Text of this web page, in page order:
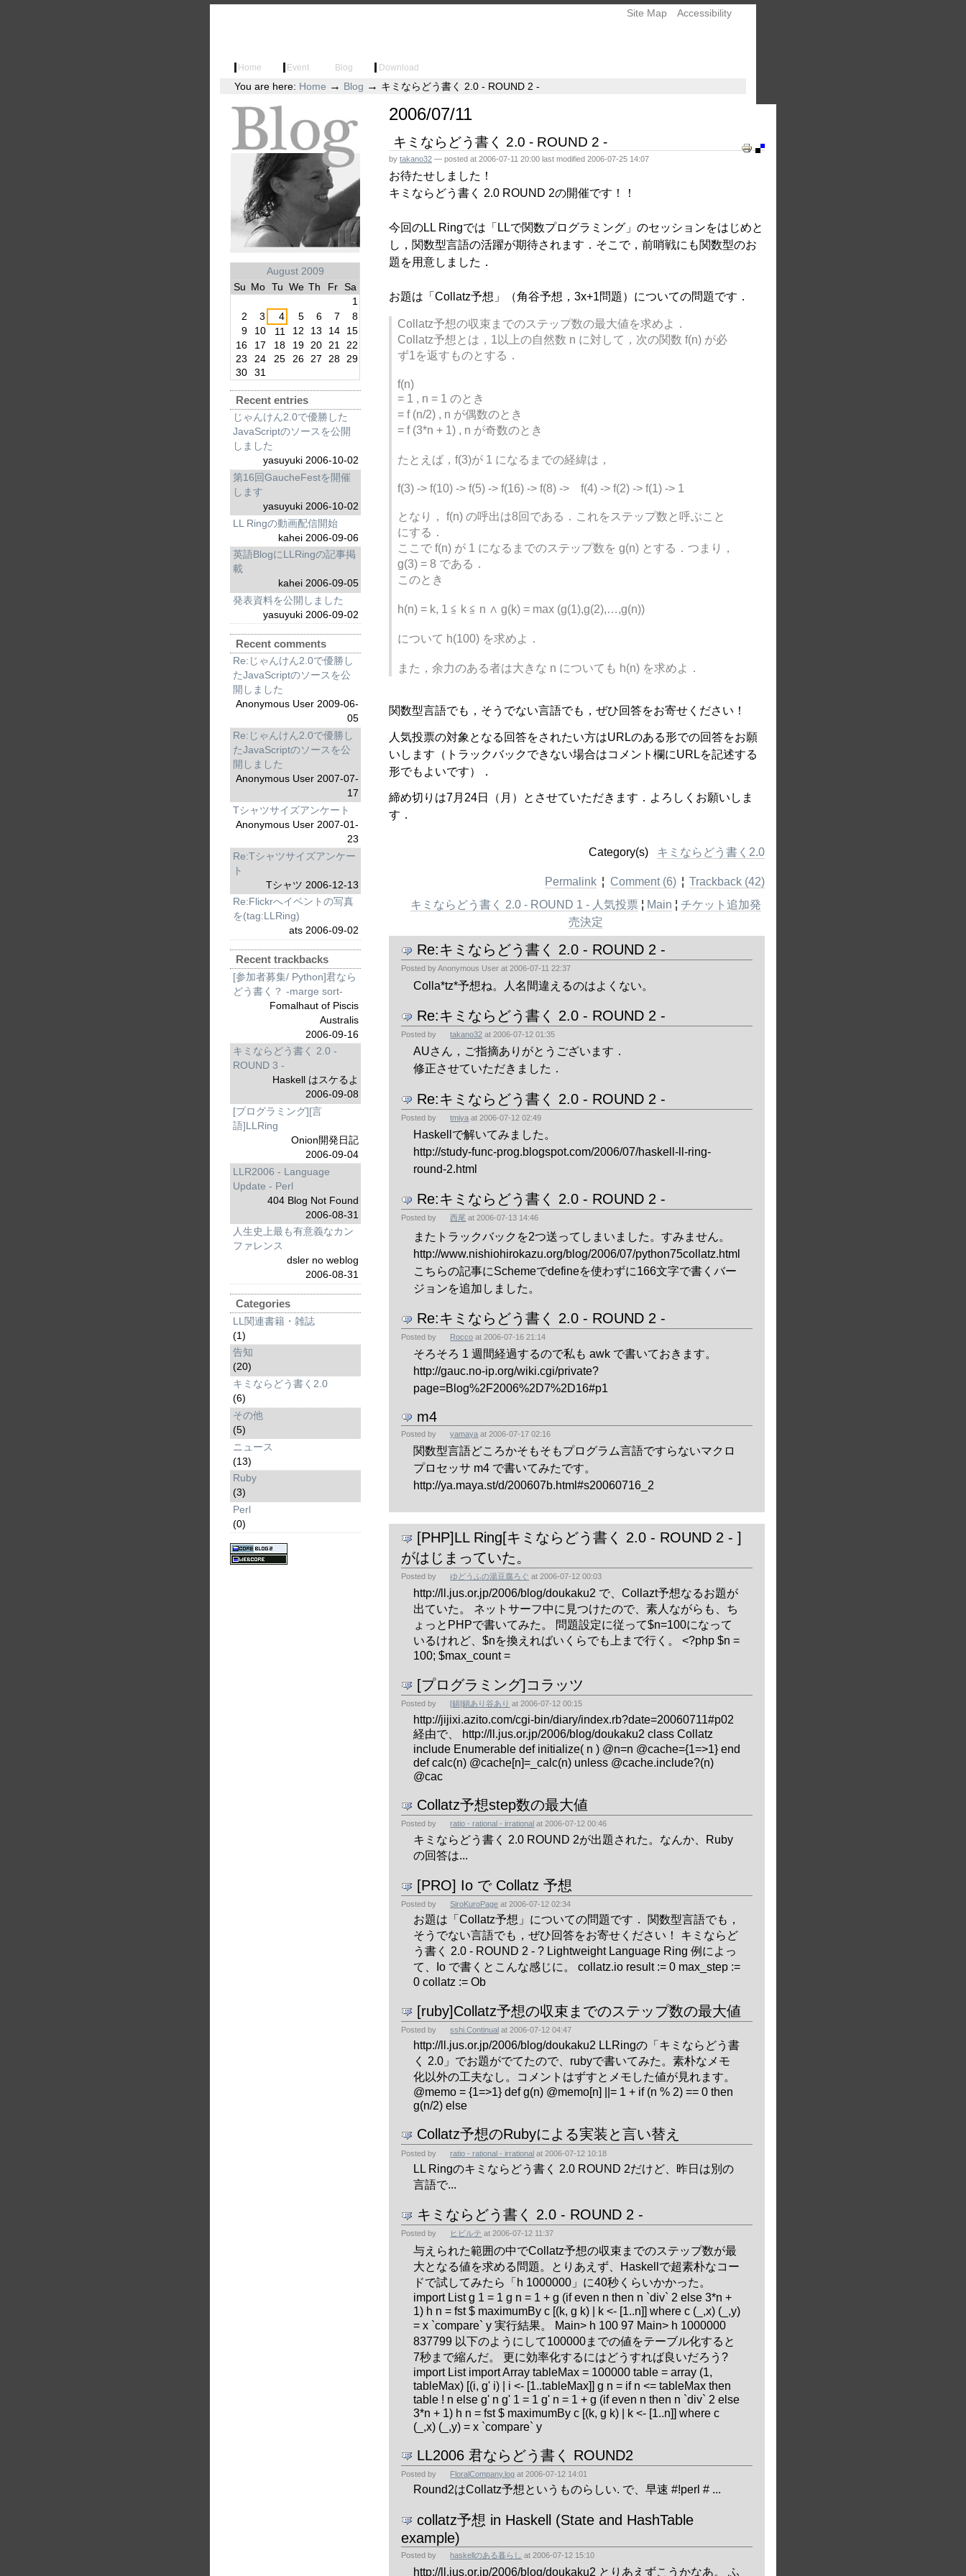
Site Map Accessibility
Lightweight
Language Ring
Sections
Home Event Blog Download
You are here: Home → Blog → キミならどう書く 2.0 - ROUND 2 -
Personal
«
August 2009
»
Su Mo Tu We Th Fr
Sa
1
2
3 4 5 6 7
8
9
10 11 12 13 14
15
16
17 18 19 20 21
22
23
24 25 26 27 28
29
30
31
Recent entries
じゃんけん2.0で優勝した
JavaScriptのソースを公開
しました
yasuyuki 2006-10-02
第16回GaucheFestを開催
します
yasuyuki 2006-10-02
LL Ringの動画配信開始
kahei 2006-09-06
英語BlogにLLRingの記事掲
載
kahei 2006-09-05
発表資料を公開しました
yasuyuki 2006-09-02
Recent comments
Re:じゃんけん2.0で優勝し
たJavaScriptのソースを公
開しました
Anonymous User 2009-06-
05
Re:じゃんけん2.0で優勝し
たJavaScriptのソースを公
開しました
Anonymous User 2007-07-
17
Tシャツサイズアンケート
Anonymous User 2007-01-
23
Re:Tシャツサイズアンケー
ト
Tシャツ 2006-12-13
Re:Flickrへイベントの写真
を(tag:LLRing)
ats 2006-09-02
Recent trackbacks
[参加者募集/ Python]君なら
どう書く？ -marge sort-
Fomalhaut of Piscis
Australis
2006-09-16
キミならどう書く 2.0 -
ROUND 3 -
Haskell はスケるよ
2006-09-08
[プログラミング][言
語]LLRing
Onion開発日記
2006-09-04
LLR2006 - Language
Update - Perl
404 Blog Not Found
2006-08-31
人生史上最も有意義なカン
ファレンス
dsler no weblog
2006-08-31
Categories
LL関連書籍・雑誌
(1)
告知
(20)
キミならどう書く2.0
(6)
その他
(5)
ニュース
(13)
Ruby
(3)
Perl
(0)
2006/07/11
Document
Actions
キミならどう書く 2.0 - ROUND 2 -
bytakano32 —posted at 2006-07-11 20:00last modified2006-07-25 14:07
お待たせしました！
キミならどう書く 2.0 ROUND 2の開催です！！
今回のLL Ringでは「LLで関数プログラミング」のセッションをはじめと
し，関数型言語の活躍が期待されます．そこで，前哨戦にも関数型のお
題を用意しました．
お題は「Collatz予想」（角谷予想，3x+1問題）についての問題です．
Collatz予想の収束までのステップ数の最大値を求めよ．
Collatz予想とは，1以上の自然数 n に対して，次の関数 f(n) が必
ず1を返すものとする．
f(n)
= 1 , n = 1 のとき
= f (n/2) , n が偶数のとき
= f (3*n + 1) , n が奇数のとき
たとえば，f(3)が 1 になるまでの経緯は，
f(3) -> f(10) -> f(5) -> f(16) -> f(8) -> f(4) -> f(2) -> f(1) -> 1
となり， f(n) の呼出は8回である．これをステップ数と呼ぶこと
にする．
ここで f(n) が 1 になるまでのステップ数を g(n) とする．つまり，
g(3) = 8 である．
このとき
h(n) = k, 1 ≦ k ≦ n ∧ g(k) = max (g(1),g(2),…,g(n))
について h(100) を求めよ．
また，余力のある者は大きな n についても h(n) を求めよ．
関数型言語でも，そうでない言語でも，ぜひ回答をお寄せください！
人気投票の対象となる回答をされたい方はURLのある形での回答をお願
いします（トラックバックできない場合はコメント欄にURLを記述する
形でもよいです）．
締め切りは7月24日（月）とさせていただきます．よろしくお願いしま
す．
Category(s) キミならどう書く2.0
Permalink ¦ Comment (6) ¦ Trackback (42)
キミならどう書く 2.0 - ROUND 1 - 人気投票 ¦ Main ¦ チケット追加発
売決定
Re:キミならどう書く 2.0 - ROUND 2 -
Posted byAnonymous User at 2006-07-11 22:37
Colla*tz*予想ね。人名間違えるのはよくない。
Re:キミならどう書く 2.0 - ROUND 2 -
Posted by takano32 at 2006-07-12 01:35
AUさん，ご指摘ありがとうございます．
修正させていただきました．
Re:キミならどう書く 2.0 - ROUND 2 -
Posted by tmiya at 2006-07-12 02:49
Haskellで解いてみました。
http://study-func-prog.blogspot.com/2006/07/haskell-ll-ring-
round-2.html
Re:キミならどう書く 2.0 - ROUND 2 -
Posted by 西尾 at 2006-07-13 14:46
またトラックバックを2つ送ってしまいました。すみません。
http://www.nishiohirokazu.org/blog/2006/07/python75collatz.html
こちらの記事にSchemeでdefineを使わずに166文字で書くバー
ジョンを追加しました。
Re:キミならどう書く 2.0 - ROUND 2 -
Posted by Rocco at 2006-07-16 21:14
そろそろ 1 週間経過するので私も awk で書いておきます。
http://gauc.no-ip.org/wiki.cgi/private?
page=Blog%2F2006%2D7%2D16#p1
m4
Posted by yamaya at 2006-07-17 02:16
関数型言語どころかそもそもプログラム言語ですらないマクロ
プロセッサ m4 で書いてみたです。
http://ya.maya.st/d/200607b.html#s20060716_2
[PHP]LL Ring[キミならどう書く 2.0 - ROUND 2 - ]
がはじまっていた。
Posted by ゆどうふの湯豆腐ろぐ at 2006-07-12 00:03
http://ll.jus.or.jp/2006/blog/doukaku2 で、Collazt予想なるお題が
出ていた。 ネットサーフ中に見つけたので、素人ながらも、ち
ょっとPHPで書いてみた。 問題設定に従って$n=100になって
いるけれど、$nを換えればいくらでも上まで行く。 <?php $n =
100; $max_count =
[プログラミング]コラッツ
Posted by [鍋]鍋あり谷あり at 2006-07-12 00:15
http://jijixi.azito.com/cgi-bin/diary/index.rb?date=20060711#p02
経由で、 http://ll.jus.or.jp/2006/blog/doukaku2 class Collatz
include Enumerable def initialize( n ) @n=n @cache={1=>1} end
def calc(n) @cache[n]=_calc(n) unless @cache.include?(n)
@cac
Collatz予想step数の最大値
Posted by ratio - rational - irrational at 2006-07-12 00:46
キミならどう書く 2.0 ROUND 2が出題された。なんか、Ruby
の回答は...
[PRO] Io で Collatz 予想
Posted by SiroKuroPage at 2006-07-12 02:34
お題は「Collatz予想」についての問題です． 関数型言語でも，
そうでない言語でも，ぜひ回答をお寄せください！ キミならど
う書く 2.0 - ROUND 2 - ? Lightweight Language Ring 例によっ
て、Io で書くとこんな感じに。 collatz.io result := 0 max_step :=
0 collatz := Ob
[ruby]Collatz予想の収束までのステップ数の最大値
Posted by sshi.Continual at 2006-07-12 04:47
http://ll.jus.or.jp/2006/blog/doukaku2 LLRingの「キミならどう書
く 2.0」でお題がでてたので、rubyで書いてみた。素朴なメモ
化以外の工夫なし。コメントはずすとメモした値が見れます。
@memo = {1=>1} def g(n) @memo[n] ||= 1 + if (n % 2) == 0 then
g(n/2) else
Collatz予想のRubyによる実装と言い替え
Posted by ratio - rational - irrational at 2006-07-12 10:18
LL Ringのキミならどう書く 2.0 ROUND 2だけど、昨日は別の
言語で...
キミならどう書く 2.0 - ROUND 2 -
Posted by ヒビルテ at 2006-07-12 11:37
与えられた範囲の中でCollatz予想の収束までのステップ数が最
大となる値を求める問題。とりあえず、Haskellで超素朴なコー
ドで試してみたら「h 1000000」に40秒くらいかかった。
import List g 1 = 1 g n = 1 + g (if even n then n `div` 2 else 3*n +
1) h n = fst $ maximumBy c [(k, g k) | k <- [1..n]] where c (_,x) (_,y)
= x `compare` y 実行結果。 Main> h 100 97 Main> h 1000000
837799 以下のようにして100000までの値をテーブル化すると
7秒まで縮んだ。 更に効率化するにはどうすれば良いだろう?
import List import Array tableMax = 100000 table = array (1,
tableMax) [(i, g' i) | i <- [1..tableMax]] g n = if n <= tableMax then
table ! n else g' n g' 1 = 1 g' n = 1 + g (if even n then n `div` 2 else
3*n + 1) h n = fst $ maximumBy c [(k, g k) | k <- [1..n]] where c
(_,x) (_,y) = x `compare` y
LL2006 君ならどう書く ROUND2
Posted by FloralCompany.log at 2006-07-12 14:01
Round2はCollatz予想というものらしい. で、早速 #!perl # ...
collatz予想 in Haskell (State and HashTable
example)
Posted by haskellのある暮らし at 2006-07-12 15:10
http://ll.jus.or.jp/2006/blog/doukaku2 とりあえずこうかなあ。 ふ